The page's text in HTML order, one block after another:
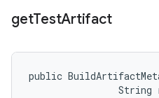
getTestArtifact
public
String